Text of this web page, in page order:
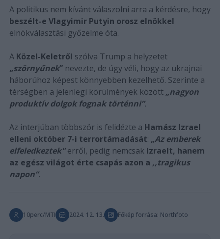
A politikus nem kívánt válaszolni arra a kérdésre, hogy
beszélt-e Vlagyimir Putyin orosz elnökkel
elnökválasztási győzelme óta.
A Közel-Keletről szólva Trump a helyzetet
„szörnyűnek”nevezte, de úgy véli, hogy az ukrajnai
háborúhoz képest könnyebben kezelhető. Szerinte a
térségben a jelenlegi körülmények között „nagyon
produktív dolgok fognak történni”.
Az interjúban többször is felidézte a Hamász Izrael
elleni október 7-i terrortámadását: „Az emberek
elfeledkeztek"erről, pedig nemcsak Izraelt, hanem
az egész világot érte csapás azon a ,,tragikus
napon”.
10perc/MTI 2024. 12. 13. Főkép forrása: Northfoto